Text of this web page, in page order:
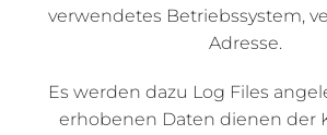
verwendetes Betriebssystem,
Adresse.
Es werden dazu Log Files
erhobenen Daten dienen der